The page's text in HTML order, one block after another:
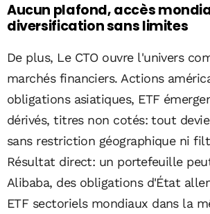
Aucun plafond, accès
diversification sans limites
De plus, Le CTO ouvre l'univers
marchés financiers. Actions
obligations asiatiques, ETF
dérivés, titres non cotés: tout
sans restriction géographique ni
Résultat direct: un portefeuille
Alibaba, des obligations d'État
ETF sectoriels mondiaux dans la